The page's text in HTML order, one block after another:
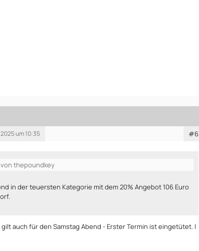
um 10:35 #6
thepoundkey
in der teuersten Kategorie mit dem 20% Angebot 106 Euro
gilt auch für den Samstag Abend - Erster Termin ist eingetütet. I